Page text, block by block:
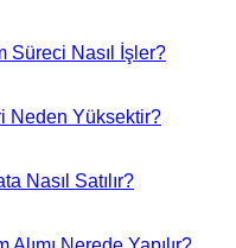
Süreci Nasıl İşler?
Neden Yüksektir?
Nasıl Satılır?